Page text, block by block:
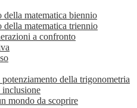
della matematica biennio
della matematica triennio
a confronto
della trigonometria
inclusione
mondo da scoprire